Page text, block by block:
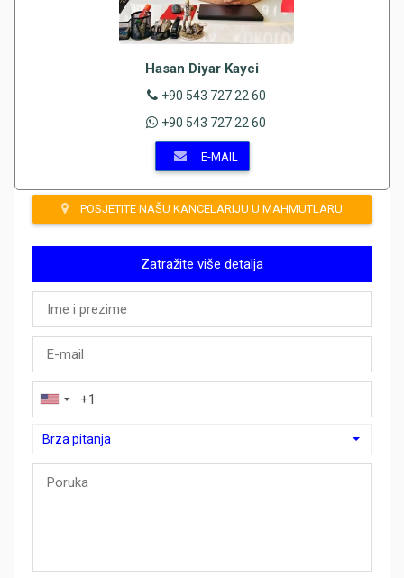
Hasan Diyar Kayci
+90 543 727 22 60
+90 543 727 22 60
E-MAIL
POSJETITE NAŠU KANCELARIJU U MAHMUTLARU
Zatražite više detalja
Brza pitanja
Brza pitanja